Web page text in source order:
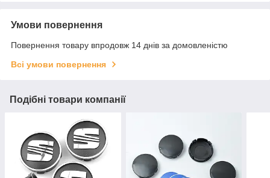
Умови повернення
Повернення товару впродовж 14 днів за домовленістю
Всі умови повернення
Подібні товари компанії